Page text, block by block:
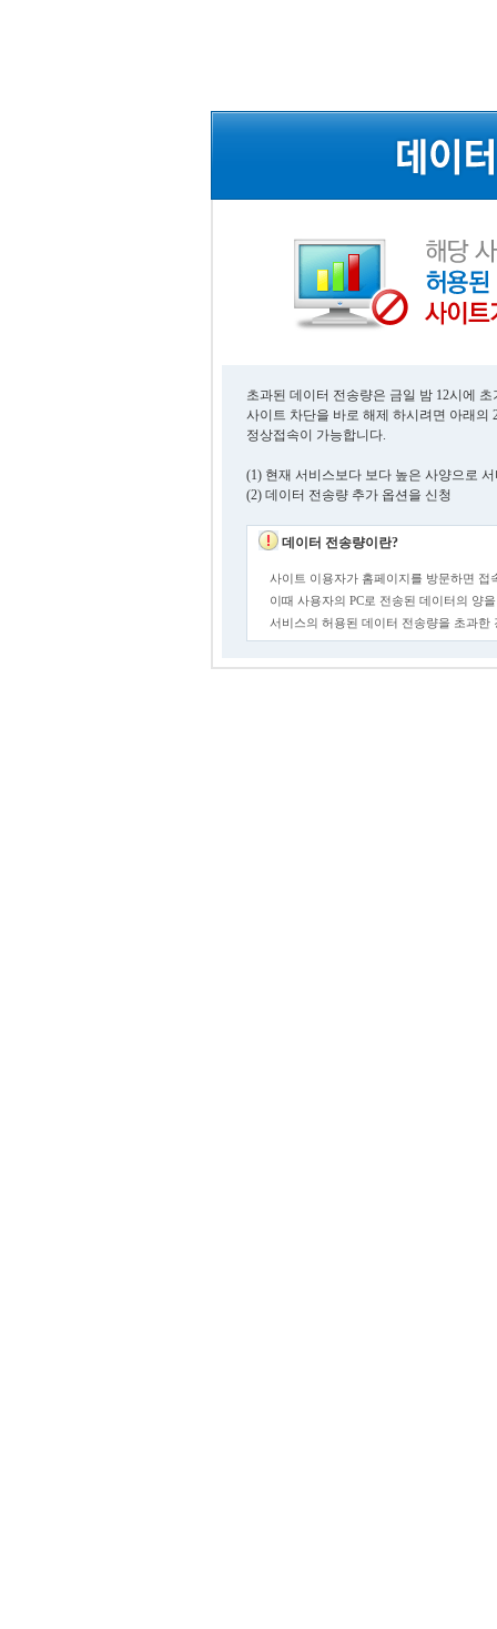
초과된 데이터 전송량은 금일 밤 12시에
사이트 차단을 바로 해제 하시려면 아래의
정상접속이 가능합니다.
(1) 현재 서비스보다 보다 높은 사양으로
(2) 데이터 전송량 추가 옵션을 신청
데이터 전송량이란?
사이트 이용자가 홈페이지를 방문하면 접
이때 사용자의 PC로 전송된 데이터의 양
서비스의 허용된 데이터 전송량을 초과